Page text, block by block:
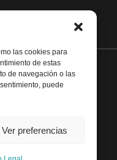
las cookies para
de estas
de navegación o las
puede
Ver preferencias